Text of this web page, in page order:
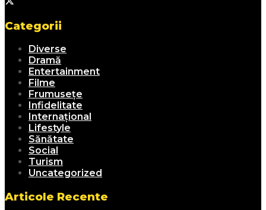
Categorii
Diverse
Dramă
Entertainment
Filme
Frumusețe
Infidelitate
Internațional
Lifestyle
Sănătate
Social
Turism
Uncategorized
Articole Recente